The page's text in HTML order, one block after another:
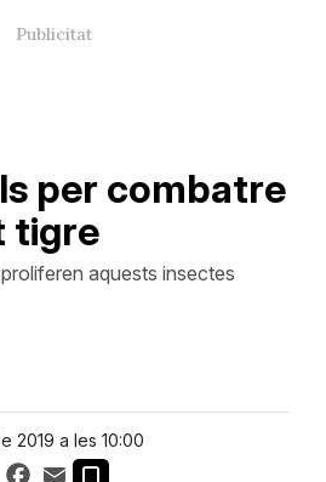
per combatre
tigre
aquests insectes
2019 a les 10:00
LinkedInFacebook
Email